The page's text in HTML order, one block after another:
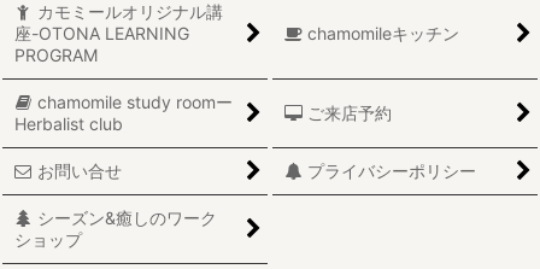
カモミールオリジナル講
座-OTONA LEARNING
PROGRAM
chamomileキッチン
chamomile study roomー
Herbalist club
ご来店予約
お問い合せ プライバシーポリシー
シーズン&癒しのワーク
ショップ